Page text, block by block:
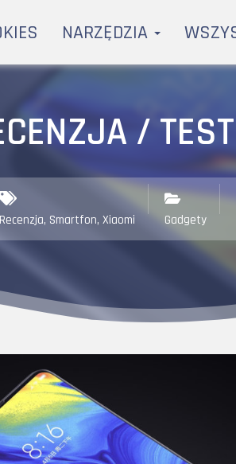
NARZĘDZIA
/
Recenzja, Smartfon, Xiaomi Gadgety